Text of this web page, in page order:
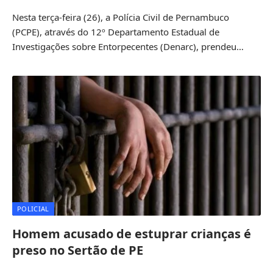
Nesta terça-feira (26), a Polícia Civil de Pernambuco
(PCPE), através do 12º Departamento Estadual de
Investigações sobre Entorpecentes (Denarc), prendeu…
POLICIAL
Homem acusado de estuprar crianças é
preso no Sertão de PE